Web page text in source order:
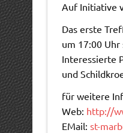
Auf Initiative
Das erste
um 17:00 Uhr
Interessierte
und
für weitere
Web: http://
EMail: st-